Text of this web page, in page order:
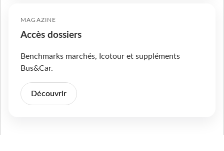
MAGAZINE
Accès dossiers
Benchmarks marchés, Icotour et suppléments
Bus&Car.
Découvrir